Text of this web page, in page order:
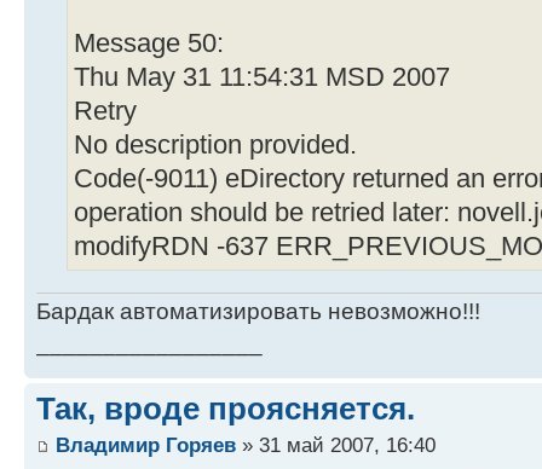
Message 50:
Thu May 31 11:54:31 MSD 2007
Retry
No description provided.
Code(-9011) eDirectory returned an
operation should be retried later:
modifyRDN -637
Бардак автоматизировать невозможно!!!
Так, вроде проясняется.
Владимир Горяев » 31 май 2007, 16:40